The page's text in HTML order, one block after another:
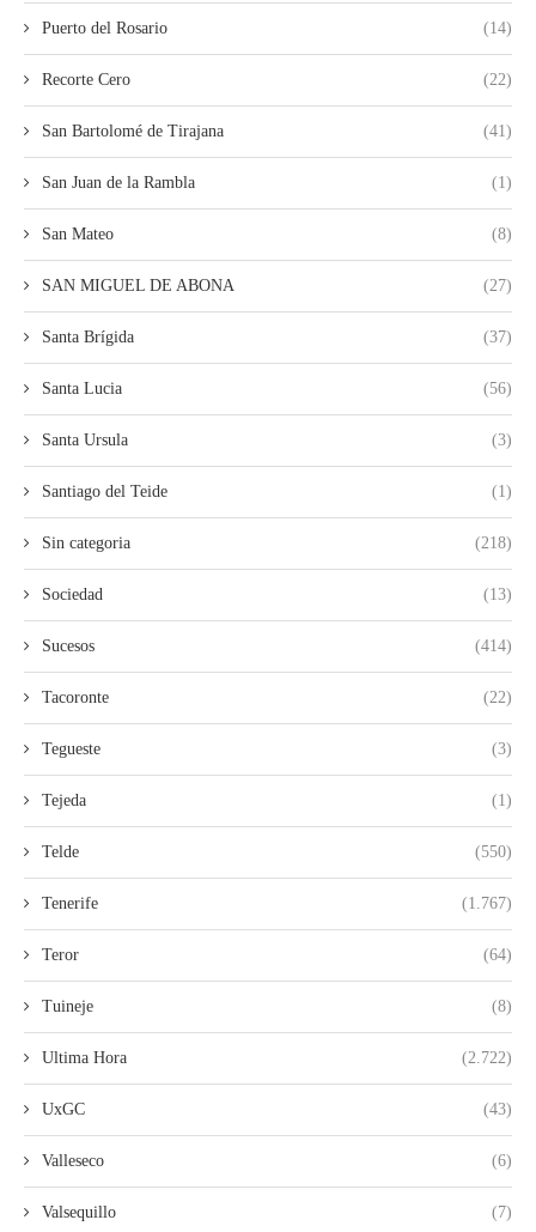
Puerto del Rosario (14)
Recorte Cero (22)
San Bartolomé de Tirajana (41)
San Juan de la Rambla (1)
San Mateo (8)
SAN MIGUEL DE ABONA (27)
Santa Brígida (37)
Santa Lucia (56)
Santa Ursula (3)
Santiago del Teide (1)
Sin categoria (218)
Sociedad (13)
Sucesos (414)
Tacoronte (22)
Tegueste (3)
Tejeda (1)
Telde (550)
Tenerife (1.767)
Teror (64)
Tuineje (8)
Ultima Hora (2.722)
UxGC (43)
Valleseco (6)
Valsequillo (7)